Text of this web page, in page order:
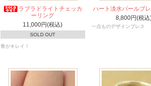
ラブラドライトチェッカ
ーリング
11,000円(税込)
SOLD OUT
青がキレイ！
ハート淡水パールブ
8,800円(税込
一点ものデザインブレス